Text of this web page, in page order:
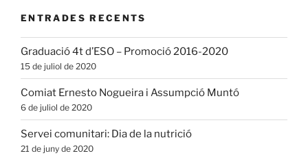
ENTRADES RECENTS
Graduació 4t d’ESO – Promoció 2016-2020
15 de juliol de 2020
Comiat Ernesto Nogueira i Assumpció Muntó
6 de juliol de 2020
Servei comunitari: Dia de la nutrició
21 de juny de 2020